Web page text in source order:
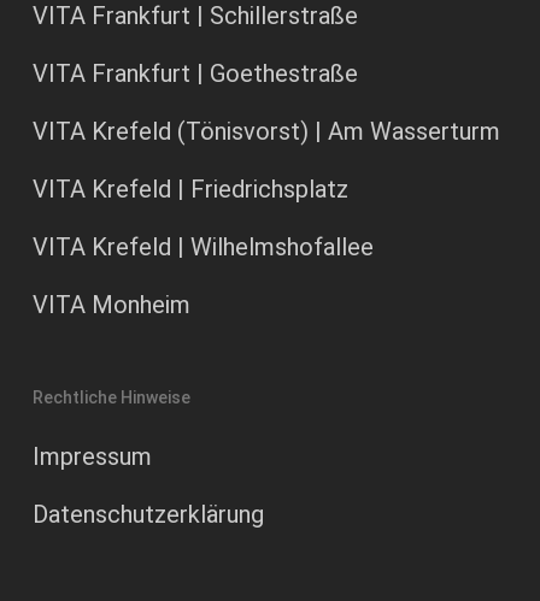
VITA Frankfurt | Schillerstraße
VITA Frankfurt | Goethestraße
VITA Krefeld (Tönisvorst) | Am Wasserturm
VITA Krefeld | Friedrichsplatz
VITA Krefeld | Wilhelmshofallee
VITA Monheim
Rechtliche Hinweise
Impressum
Datenschutzerklärung